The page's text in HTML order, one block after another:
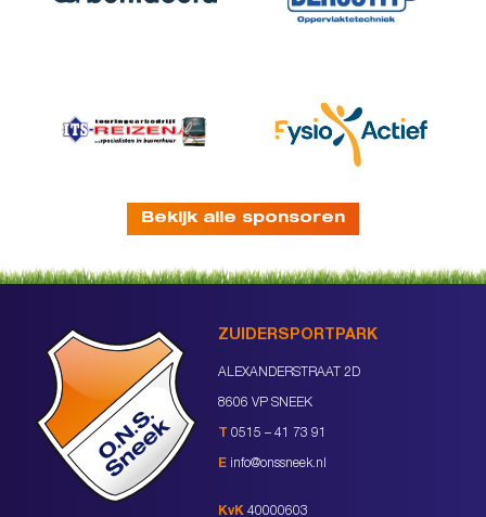
Bekijk alle sponsoren
ZUIDERSPORTPARK
ALEXANDERSTRAAT 2D
8606 VP SNEEK
T 0515 – 41 73 91
E info@onssneek.nl
KvK 40000603